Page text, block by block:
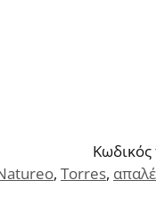
Κωδικός
, Torres,